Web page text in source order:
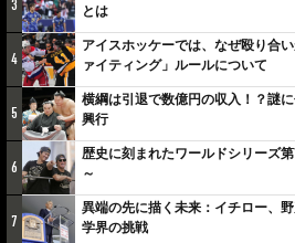
3
とは
4
アイスホッケーでは、なぜ殴り合
ァイティング」ルールについて
5
横綱は引退で数億円の収入！？謎
興行
6
歴史に刻まれたワールドシリーズ
～
7
異端の先に描く未来：イチロー、
学界の挑戦